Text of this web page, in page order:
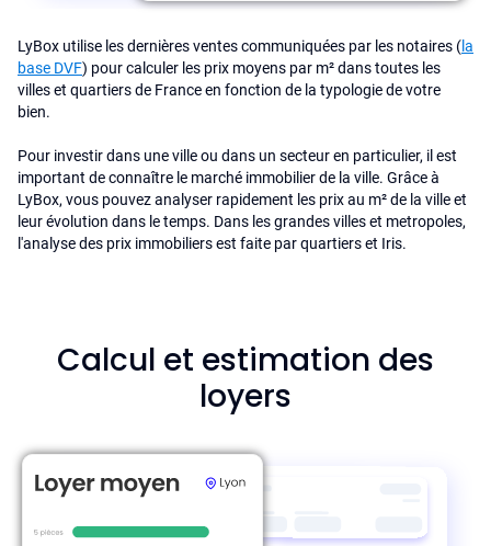
LyBox utilise les dernières ventes communiquées par les notaires (la
base DVF) pour calculer les prix moyens par m² dans toutes les
villes et quartiers de France en fonction de la typologie de votre
bien.
Pour investir dans une ville ou dans un secteur en particulier, il est
important de connaître le marché immobilier de la ville. Grâce à
LyBox, vous pouvez analyser rapidement les prix au m² de la ville et
leur évolution dans le temps. Dans les grandes villes et metropoles,
l'analyse des prix immobiliers est faite par quartiers et Iris.
Calcul et estimation des
loyers